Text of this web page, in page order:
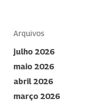
Arquivos
julho 2026
maio 2026
abril 2026
março 2026